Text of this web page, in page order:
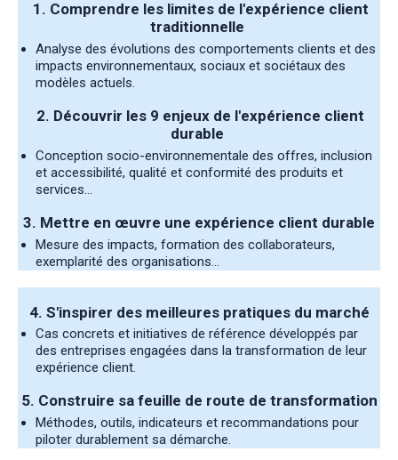
1. Comprendre les limites de l'expérience client
traditionnelle
Analyse des évolutions des comportements clients et des
impacts environnementaux, sociaux et sociétaux des
modèles actuels.
2. Découvrir les 9 enjeux de l'expérience client
durable
Conception socio-environnementale des offres, inclusion
et accessibilité, qualité et conformité des produits et
services...
3. Mettre en œuvre une expérience client durable
Mesure des impacts, formation des collaborateurs,
exemplarité des organisations...
4. S'inspirer des meilleures pratiques du marché
Cas concrets et initiatives de référence développés par
des entreprises engagées dans la transformation de leur
expérience client.
5. Construire sa feuille de route de transformation
Méthodes, outils, indicateurs et recommandations pour
piloter durablement sa démarche.